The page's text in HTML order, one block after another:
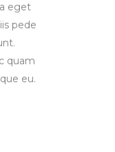
eget
pede
quam
eu.